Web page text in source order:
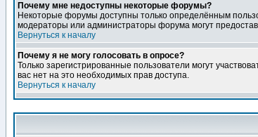
Почему мне недоступны некоторые форумы?
Некоторые форумы доступны только определённым
модераторы или администраторы форума могут
Вернуться к началу
Почему я не могу голосовать в опросе?
Только зарегистрированные пользователи могут
вас нет на это необходимых прав доступа.
Вернуться к началу